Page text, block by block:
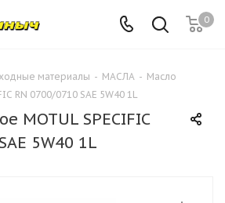
0
материалы - МАСЛА - Масло
RN 0700/0710 SAE 5W40 1L
MOTUL SPECIFIC
5W40 1L